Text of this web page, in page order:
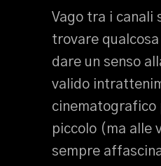
Vago tra i canali
trovare
dare un senso
valido
cinematografico
piccolo (ma alle
sempre